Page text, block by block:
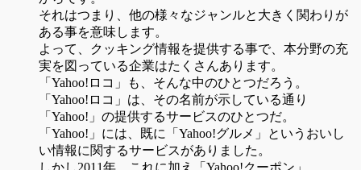
それはつまり、他の様々なジャンルと大きく関わりが
ある事を意味します。
よって、クッキング情報を提供する事で、本分野の充
実を図っている企業はたくさんあります。
「Yahoo!ロコ」も、そんな中のひとつだろう。
「Yahoo!ロコ」は、その名前が示している通り
「Yahoo!」の提供するサービスのひとつだ。
「Yahoo!」には、既に「Yahoo!グルメ」というおいし
い情報に関するサービスがありました。